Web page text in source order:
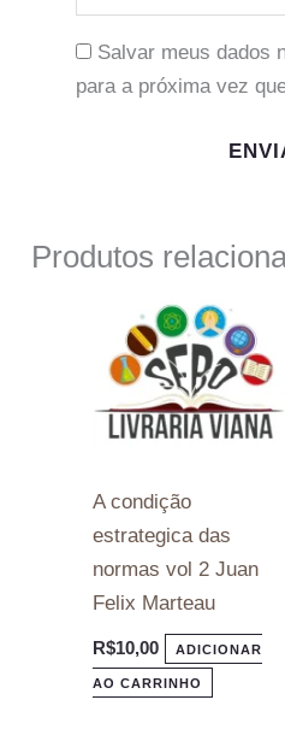
Salvar meus dados
para a próxima vez
Produtos
A condição
estrategica das
normas vol 2 Juan
Felix Marteau
R$10,00 ADICIONAR
AO CARRINHO